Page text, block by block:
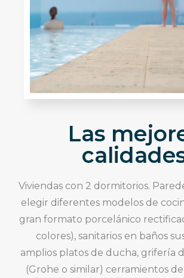
Las
Viviendas con 2 dormitorios.
elegir diferentes modelos de
gran formato porcelánico
colores), sanitarios en baños
amplios platos de ducha, grifería
(Grohe o similar) cerramientos